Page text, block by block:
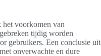
het voorkomen van
tijdig worden
gebruikers. Een conclusie uit
onverwachte en dure